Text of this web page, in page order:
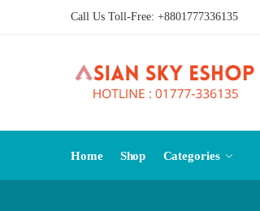
Call Us Toll-Free: +8801777336135
Home Shop Categories